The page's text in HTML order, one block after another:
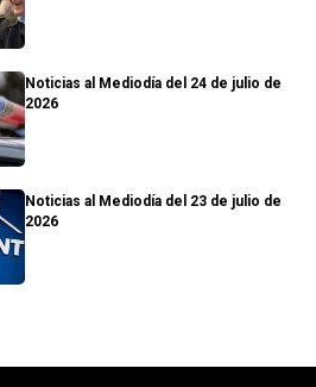
Noticias al Mediodía del 24 de julio de
2026
Noticias al Mediodía del 23 de julio de
2026